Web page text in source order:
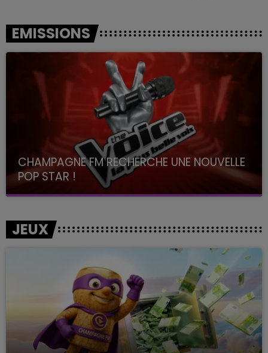
EMISSIONS
CHAMPAGNE FM RECHERCHE UNE NOUVELLE
POP STAR !
Toute la journée sur Champagne FM
JEUX